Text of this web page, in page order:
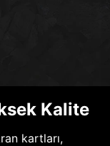
Kalite
kartları,